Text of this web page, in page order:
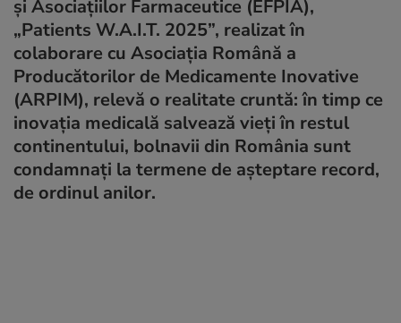
și Asociațiilor Farmaceutice (EFPIA),
„Patients W.A.I.T. 2025”, realizat în
colaborare cu Asociația Română a
Producătorilor de Medicamente Inovative
(ARPIM), relevă o realitate cruntă: în timp ce
inovația medicală salvează vieți în restul
continentului, bolnavii din România sunt
condamnați la termene de așteptare record,
de ordinul anilor.